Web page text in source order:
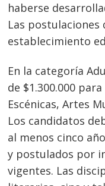
haberse
Las
establecimiento
En la categoría
de $1.300.000
Escénicas, Artes
Los candidatos
al menos cinco
y postulados por
vigentes. Las
Navegación
de
entradas